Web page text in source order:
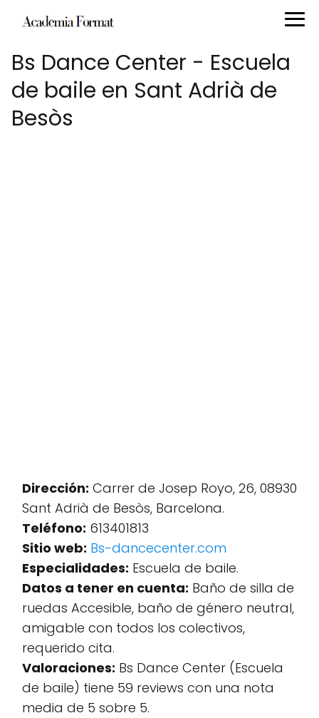
Bs Dance Center - Escuela
de baile en Sant Adrià de
Besòs
Dirección: Carrer de Josep Royo, 26, 08930
Sant Adrià de Besòs, Barcelona.
Teléfono: 613401813
Sitio web: Bs-dancecenter.com
Especialidades: Escuela de baile.
Datos a tener en cuenta: Baño de silla de
ruedas Accesible, baño de género neutral,
amigable con todos los colectivos,
requerido cita.
Valoraciones: Bs Dance Center (Escuela
de baile) tiene 59 reviews con una nota
media de 5 sobre 5.